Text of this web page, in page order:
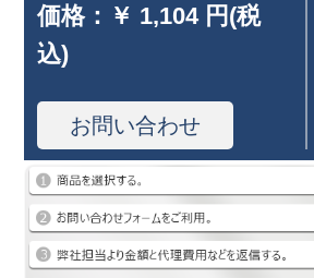
価格： ￥ 1,104 円(税
込)
お問い合わせ